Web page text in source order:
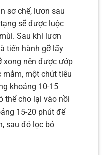
sơ chế, lươn sau
sẽ được luộc
Sau khi lươn
tiến hành gỡ lấy
xong nên được ướp
một chút tiêu
khoảng 10-15
thể cho lại vào nồi
15-20 phút để
sau đó lọc bỏ